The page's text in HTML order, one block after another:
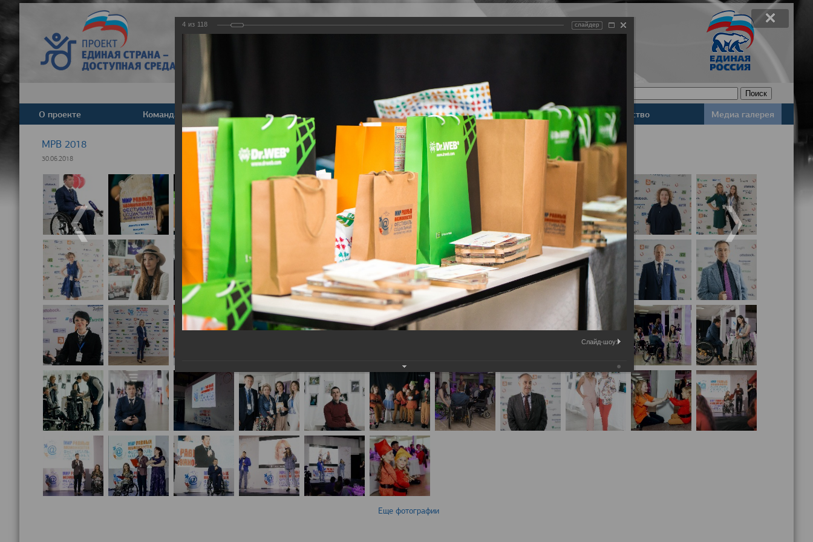
Задать вопрос
Версия для слабовидящих
О проекте Команда Новости Деятельность Базы данных Законодательство Медиа галерея
МРВ 2018
30.06.2018
Еще фотографии
4 из 118 слайдер
Слайд-шоу: